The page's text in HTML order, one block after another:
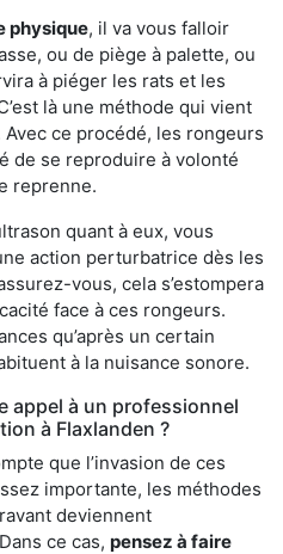
physique, il va vous falloir
ou de piège à palette, ou
à piéger les rats et les
là une méthode qui vient
ce procédé, les rongeurs
de se reproduire à volonté
reprenne.
quant à eux, vous
action perturbatrice dès les
vous, cela s’estompera
face à ces rongeurs.
qu’après un certain
à la nuisance sonore.
appel à un professionnel
à Flaxlanden ?
que l’invasion de ces
importante, les méthodes
deviennent
ce cas, pensez à faire